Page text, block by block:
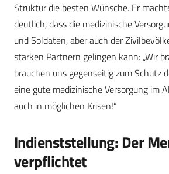
Struktur die besten Wünsche. Er
deutlich, dass die medizinische
und Soldaten, aber auch der
starken Partnern gelingen kann: „Wir
brauchen uns gegenseitig zum Schutz
eine gute medizinische Versorgung im
auch in möglichen Krisen!“
Indienststellung: Der
verpflichtet